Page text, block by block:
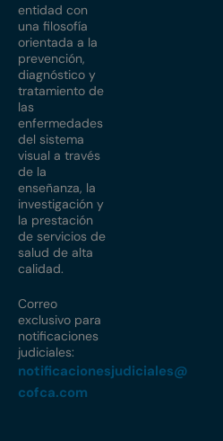
entidad con
una filosofía
orientada a la
prevención,
diagnóstico y
tratamiento de
las
enfermedades
del sistema
visual a través
de la
enseñanza, la
investigación y
la prestación
de servicios de
salud de alta
calidad.
Correo
exclusivo para
notificaciones
judiciales:
notificacionesjudiciales@
cofca.com